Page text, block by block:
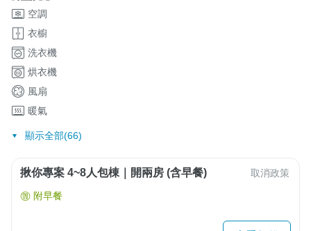
空調
衣櫥
洗衣機
烘衣機
風扇
暖氣
顯示全部(66)
揪你專案 4~8人包棟｜開兩房 (含早餐) 取消政策
附早餐